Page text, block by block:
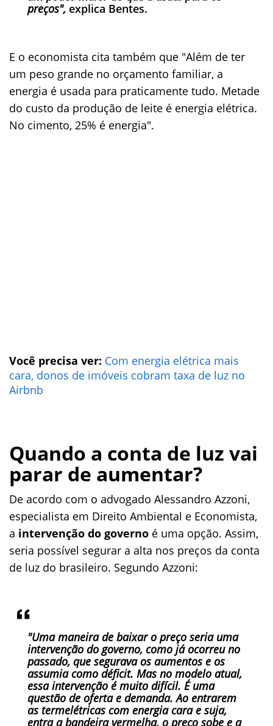
preços", explica Bentes.
E o economista cita também que "Além de ter
um peso grande no orçamento familiar, a
energia é usada para praticamente tudo. Metade
do custo da produção de leite é energia elétrica.
No cimento, 25% é energia".
Você precisa ver: Com energia elétrica mais
cara, donos de imóveis cobram taxa de luz no
Airbnb
Quando a conta de luz vai
parar de aumentar?
De acordo com o advogado Alessandro Azzoni,
especialista em Direito Ambiental e Economista,
a intervenção do governo é uma opção. Assim,
seria possível segurar a alta nos preços da conta
de luz do brasileiro. Segundo Azzoni:
"Uma maneira de baixar o preço seria uma
intervenção do governo, como já ocorreu no
passado, que segurava os aumentos e os
assumia como déficit. Mas no modelo atual,
essa intervenção é muito difícil. É uma
questão de oferta e demanda. Ao entrarem
as termelétricas com energia cara e suja,
entra a bandeira vermelha, o preço sobe e a